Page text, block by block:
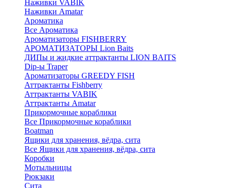
Наживки VABIK
Наживки Amatar
Ароматика
Все Ароматика
Ароматизаторы FISHBERRY
АРОМАТИЗАТОРЫ Lion Baits
ДИПы и жидкие аттрактанты LION BAITS
Dip-ы Traper
Ароматизаторы GREEDY FISH
Аттрактанты Fishberry
Аттрактанты VABIK
Аттрактанты Amatar
Прикормочные кораблики
Все Прикормочные кораблики
Boatman
Ящики для хранения, вёдра, сита
Все Ящики для хранения, вёдра, сита
Коробки
Мотыльницы
Рюкзаки
Сита